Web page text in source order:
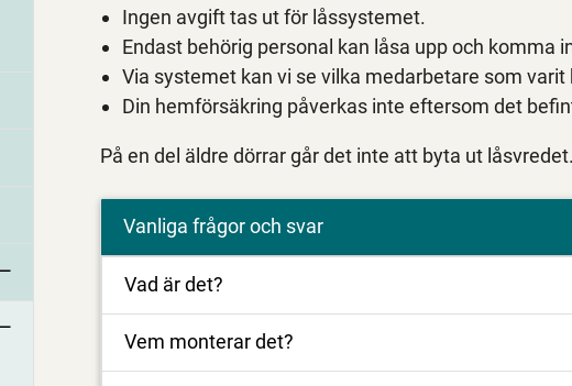
Ingen avgift tas ut för låssystemet.
Endast behörig personal kan låsa upp och komma
Via systemet kan vi se vilka medarbetare som varit
Din hemförsäkring påverkas inte eftersom det
På en del äldre dörrar går det inte att byta ut låsvredet.
Vanliga frågor och svar
Vad är det?
Vem monterar det?